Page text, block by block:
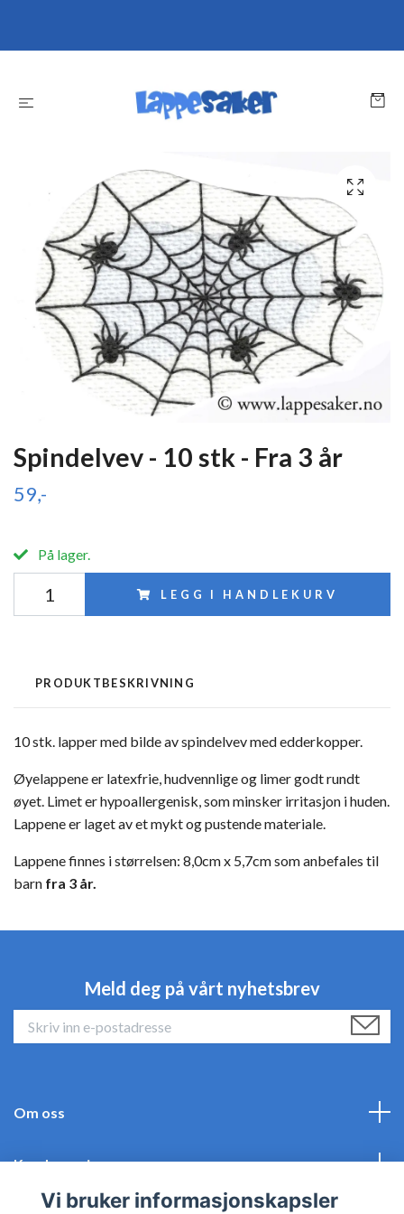
Spindelvev - 10 stk - Fra 3 år
59,-
På lager.
LEGG I HANDLEKURV
PRODUKTBESKRIVNING
10 stk. lapper med bilde av spindelvev med edderkopper.
Øyelappene er latexfrie, hudvennlige og limer godt rundt
øyet. Limet er hypoallergenisk, som minsker irritasjon i huden.
Lappene er laget av et mykt og pustende materiale.
Lappene finnes i størrelsen: 8,0cm x 5,7cm som anbefales til
barn fra 3 år.
Meld deg på vårt nyhetsbrev
Om oss
Kundeservice
Vi bruker informasjonskapsler